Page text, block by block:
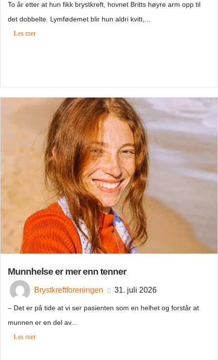
To år etter at hun fikk brystkreft, hovnet Britts høyre arm opp til
det dobbelte. Lymfødemet blir hun aldri kvitt,...
Les mer
Munnhelse er mer enn tenner
Brystkreftforeningen 31. juli 2026
– Det er på tide at vi ser pasienten som en helhet og forstår at
munnen er en del av...
Les mer